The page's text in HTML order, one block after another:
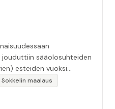
jouduttiin sääolosuhteiden
esteiden vuoksi
Maalaistulos on oikein
jälkityöt tehtiin
itse maalareille:
Sokkelin maalaus